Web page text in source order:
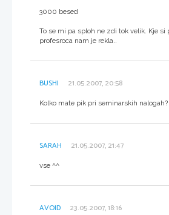
3000 besed
To se mi pa sploh ne zdi tok velik. Kje si
profesroca nam je rekla..
BUSHI 21.05.2007, 20:58
Kolko mate pik pri seminarskih nalogah?
SARAH 21.05.2007, 21:47
vse ^^
AVOID 23.05.2007, 18:16